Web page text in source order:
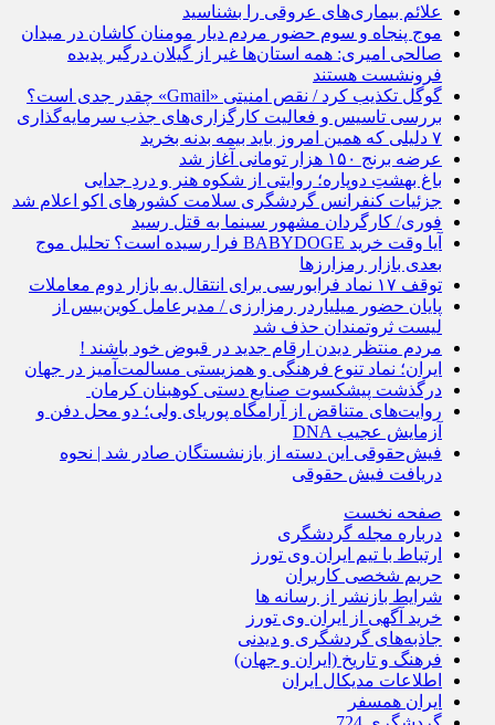
علائم بیماری‌های عروقی را بشناسید
موج پنجاه و سوم حضور مردم دیار مومنان کاشان در میدان
صالحی امیری: همه استان‌ها غیر از گیلان درگیر پدیده
فرونشست هستند
گوگل تکذیب کرد / نقص امنیتی «Gmail» چقدر جدی است؟
بررسی تاسیس و فعالیت کارگزاری‌های جذب سرمایه‌گذاری
۷ دلیلی که همین امروز باید بیمه بدنه بخرید
عرضه برنج ۱۵۰ هزار تومانی آغاز شد
باغ بهشتِ دوپاره؛ روایتی از شکوه هنر و دردِ جدایی
جزئیات کنفرانس گردشگری سلامت کشورهای اکو اعلام شد
فوری/ کارگردان مشهور سینما به قتل رسید
آیا وقت خرید BABYDOGE فرا رسیده است؟ تحلیل موج
بعدی بازار رمزارزها
توقف ۱۷ نماد فرابورسی برای انتقال به بازار دوم معاملات
پایان حضور میلیاردر رمزارزی / مدیرعامل کوین‌بیس از
لیست ثروتمندان حذف شد
مردم منتظر دیدن ارقام جدید در قبوض خود باشند !
ایران؛ نماد تنوع فرهنگی و همزیستی مسالمت‌آمیز در جهان
درگذشت پیشکسوت صنایع دستی کوهبنان کرمان
روایت‌های متناقض از آرامگاه پوریای ولی؛ دو محل دفن و
آزمایش عجیب DNA
فیش‌حقوقی این دسته از بازنشستگان صادر شد | نحوه
دریافت فیش حقوقی
صفحه نخست
درباره مجله گردشگری
ارتباط با تیم ایران وی تورز
حریم شخصی کاربران
شرایط بازنشر از رسانه ها
خرید آگهی از ایران وی تورز
جاذبه‌های گردشگری و دیدنی
فرهنگ و تاریخ (ایران و جهان)
اطلاعات مدیکال ایران
ایران همسفر